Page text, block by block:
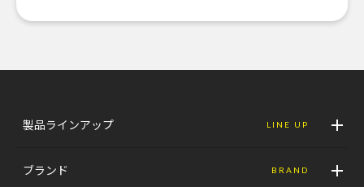
製品ラインアップ LINE UP
ブランド BRAND